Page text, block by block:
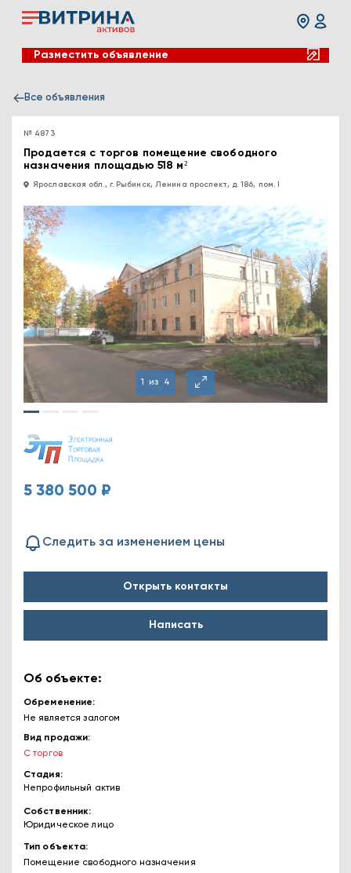
Разместить объявление
Все объявления
№ 4873
Продается с торгов помещение свободного
назначения площадью 518 м²
Ярославская обл., г. Рыбинск, Ленина проспект, д. 186, пом. I
1 из 4
5 380 500 ₽
Следить за изменением цены
Открыть контакты
Написать
Об объекте:
Обременение
Не является залогом
Вид продажи
С торгов
Стадия
Непрофильный актив
Собственник
Юридическое лицо
Тип объекта
Помещение свободного назначения